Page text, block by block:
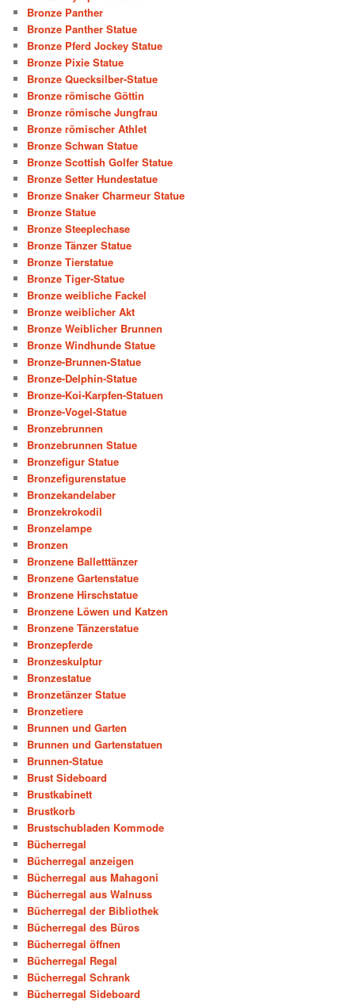
Bronze Panther
Bronze Panther Statue
Bronze Pferd Jockey Statue
Bronze Pixie Statue
Bronze Quecksilber-Statue
Bronze römische Göttin
Bronze römische Jungfrau
Bronze römischer Athlet
Bronze Schwan Statue
Bronze Scottish Golfer Statue
Bronze Setter Hundestatue
Bronze Snaker Charmeur Statue
Bronze Statue
Bronze Steeplechase
Bronze Tänzer Statue
Bronze Tierstatue
Bronze Tiger-Statue
Bronze weibliche Fackel
Bronze weiblicher Akt
Bronze Weiblicher Brunnen
Bronze Windhunde Statue
Bronze-Brunnen-Statue
Bronze-Delphin-Statue
Bronze-Koi-Karpfen-Statuen
Bronze-Vogel-Statue
Bronzebrunnen
Bronzebrunnen Statue
Bronzefigur Statue
Bronzefigurenstatue
Bronzekandelaber
Bronzekrokodil
Bronzelampe
Bronzen
Bronzene Balletttänzer
Bronzene Gartenstatue
Bronzene Hirschstatue
Bronzene Löwen und Katzen
Bronzene Tänzerstatue
Bronzepferde
Bronzeskulptur
Bronzestatue
Bronzetänzer Statue
Bronzetiere
Brunnen und Garten
Brunnen und Gartenstatuen
Brunnen-Statue
Brust Sideboard
Brustkabinett
Brustkorb
Brustschubladen Kommode
Bücherregal
Bücherregal anzeigen
Bücherregal aus Mahagoni
Bücherregal aus Walnuss
Bücherregal der Bibliothek
Bücherregal des Büros
Bücherregal öffnen
Bücherregal Regal
Bücherregal Schrank
Bücherregal Sideboard